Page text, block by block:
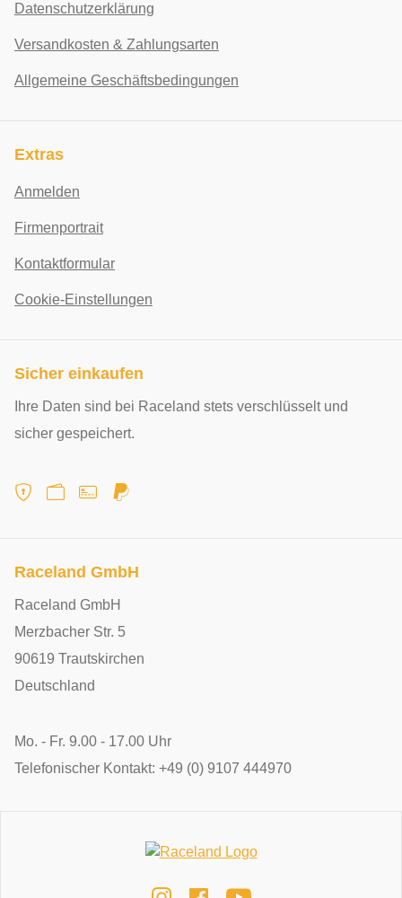
Datenschutzerklärung
Versandkosten & Zahlungsarten
Allgemeine Geschäftsbedingungen
Extras
Anmelden
Firmenportrait
Kontaktformular
Cookie-Einstellungen
Sicher einkaufen
Ihre Daten sind bei Raceland stets verschlüsselt und
sicher gespeichert.
Raceland GmbH
Raceland GmbH
Merzbacher Str. 5
90619 Trautskirchen
Deutschland
Mo. - Fr. 9.00 - 17.00 Uhr
Telefonischer Kontakt: +49 (0) 9107 444970